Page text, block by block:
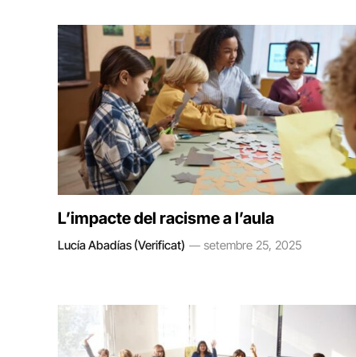
L’impacte del racisme a l’aula
Lucía Abadías (Verificat) setembre 25, 2025